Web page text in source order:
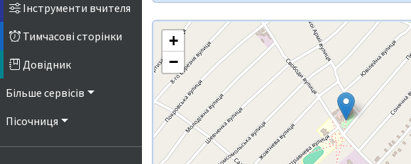
Інструменти вчителя
Тимчасові сторінки
Довідник
Більше сервісів
Пісочниця
+
−